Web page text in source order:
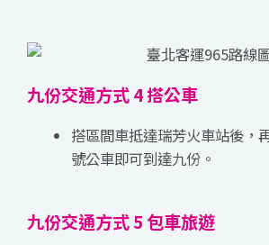
九份交通方式 4 搭公車
搭區間車抵達瑞芳火車站後，
號公車即可到達九份。
九份交通方式 5 包車旅遊